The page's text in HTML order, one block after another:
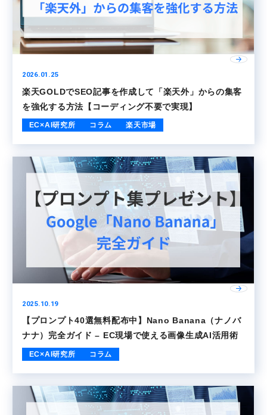
2026.01.25
楽天GOLDでSEO記事を作成して「楽天外」からの集客
を強化する方法【コーディング不要で実現】
EC×AI研究所 コラム 楽天市場
2025.10.19
【プロンプト40選無料配布中】Nano Banana（ナノバ
ナナ）完全ガイド – EC現場で使える画像生成AI活用術
EC×AI研究所 コラム